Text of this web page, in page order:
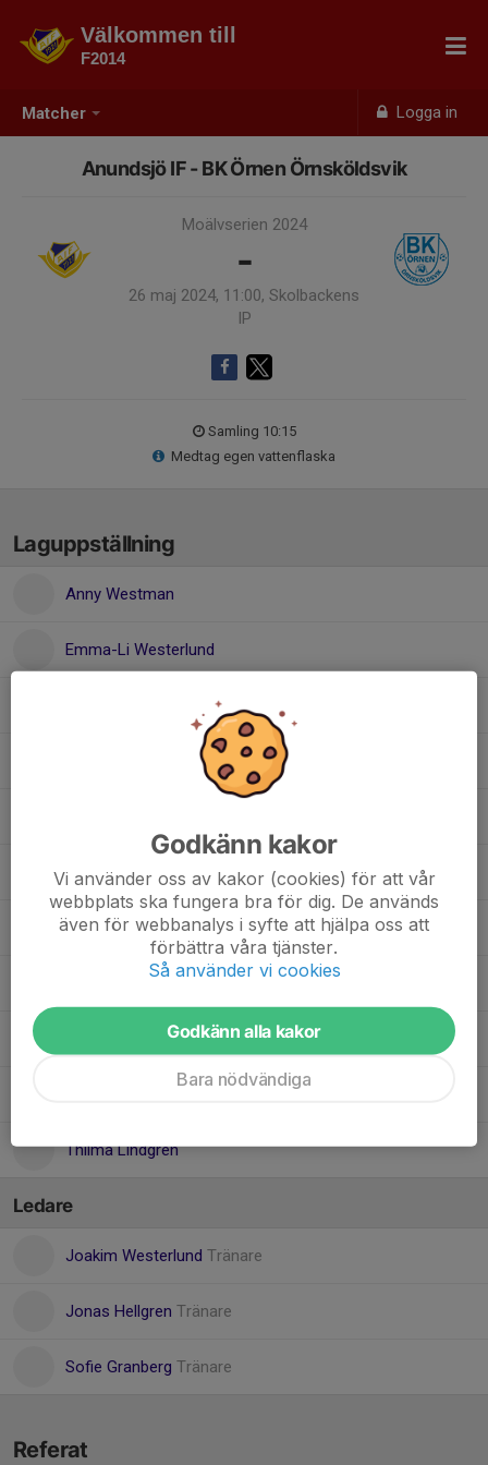
Matcher Logga in
Välkommen till
F2014
Anundsjö IF - BK Örnen Örnsköldsvik
Moälvserien 2024
-
26 maj 2024, 11:00, Skolbackens
IP
Samling 10:15
Medtag egen vattenflaska
Laguppställning
Anny Westman
Emma-Li Westerlund
Lily Lunnegren Salander
Minna Risberg
Nelia Söderlund
Thilma Lindgren
Ledare
Joakim Westerlund Tränare
Jonas Hellgren Tränare
Sofie Granberg Tränare
Referat
Godkänn kakor
Vi använder oss av kakor (cookies) för att vår
webbplats ska fungera bra för dig. De används
även för webbanalys i syfte att hjälpa oss att
förbättra våra tjänster.
Så använder vi cookies
Godkänn alla kakor
Bara nödvändiga